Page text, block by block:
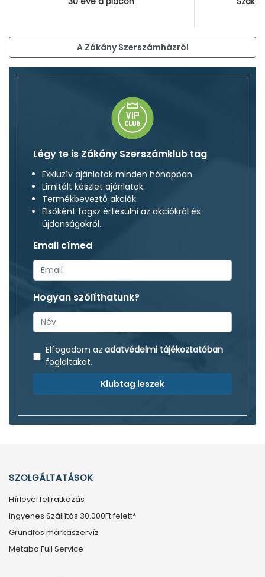
A Zákány Szerszámházról
Légy te is Zákány Szerszámklub tag
Exkluzív ajánlatok minden hónapban.
Limitált készlet ajánlatok.
Termékbeveztő akciók.
Elsőként fogsz értesülni az akciókról és
újdonságokról.
Email címed
Hogyan szólíthatunk?
Elfogadom az adatvédelmi tájékoztatóban
foglaltakat.
Klubtag leszek
SZOLGÁLTATÁSOK
Hírlevél feliratkozás
Ingyenes Szállítás 30.000Ft felett*
Grundfos márkaszervíz
Metabo Full Service